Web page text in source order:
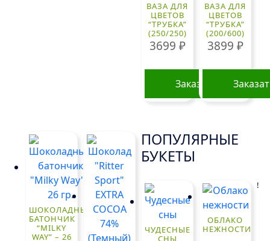
ВАЗА ДЛЯ
ЦВЕТОВ
“ТРУБКА”
(250/250)
3699 ₽
Заказать
ВАЗА ДЛЯ
ЦВЕТОВ
“ТРУБКА”
(200/600)
3899 ₽
ШОКОЛАДНЫЙ
БАТОНЧИК
“MILKY
WAY” – 26
ПОПУЛЯРНЫЕ
БУКЕТЫ
ЧУДЕСНЫЕ
СНЫ
ОБЛАКО
НЕЖНОСТИ
!